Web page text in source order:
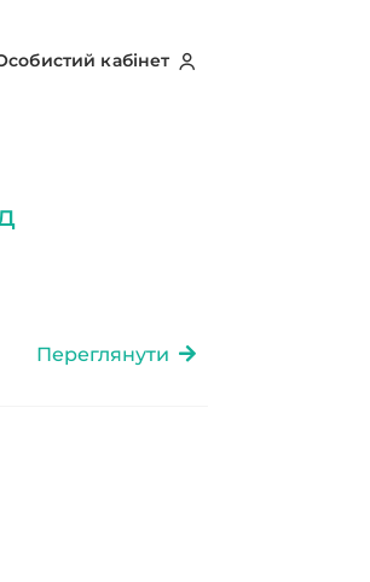
кабінет
Переглянути